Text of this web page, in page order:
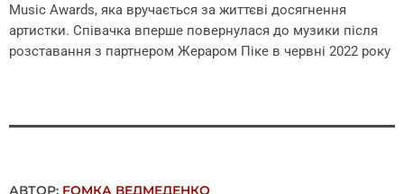
Music Awards, яка вручається за життєві досягнення
артистки. Співачка вперше повернулася до музики після
розставання з партнером Жераром Піке в червні 2022 року
АВТОР: FОMКА ВЕДМЕДЕНКО